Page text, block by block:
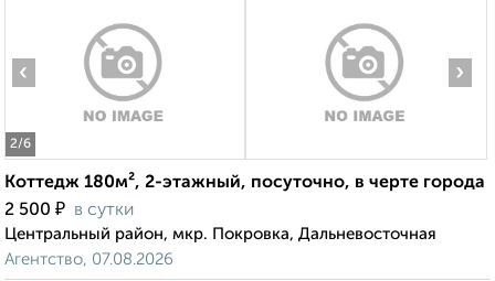
2/6
‹ ›
Коттедж 180м², 2-этажный, посуточно, в черте города
2 500 ₽ в сутки
Центральный район, мкр. Покровка, Дальневосточная
Агентство, 07.08.2026